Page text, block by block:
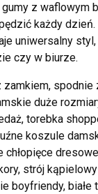
z waflowym
każdy
uniwersalny
czy w biurze.
spodnie
duże
torebka
koszule
strój
boyfriendy, białe